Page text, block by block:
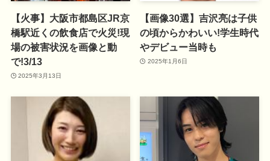
【火事】大阪市都島区JR京
橋駅近くの飲食店で火災!現
場の被害状況を画像と動
で!3/13
2025年3月13日
【画像30選】吉沢亮は子供
の頃からかわいい!学生時代
やデビュー当時も
2025年1月6日